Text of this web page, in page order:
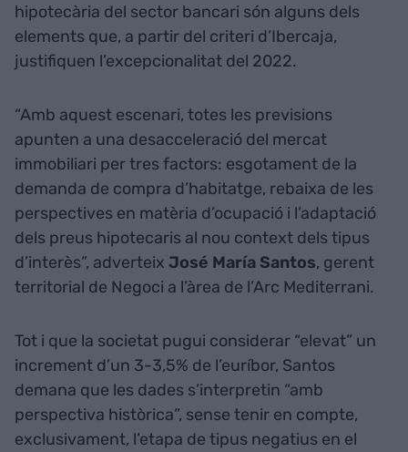
hipotecària del sector bancari són alguns dels
elements que, a partir del criteri d’Ibercaja,
justifiquen l’excepcionalitat del 2022.
“Amb aquest escenari, totes les previsions
apunten a una desacceleració del mercat
immobiliari per tres factors: esgotament de la
demanda de compra d’habitatge, rebaixa de les
perspectives en matèria d’ocupació i l’adaptació
dels preus hipotecaris al nou context dels tipus
d’interès”, adverteix José María Santos, gerent
territorial de Negoci a l’àrea de l’Arc Mediterrani.
Tot i que la societat pugui considerar “elevat” un
increment d’un 3-3,5% de l’euríbor, Santos
demana que les dades s’interpretin “amb
perspectiva històrica”, sense tenir en compte,
exclusivament, l’etapa de tipus negatius en el